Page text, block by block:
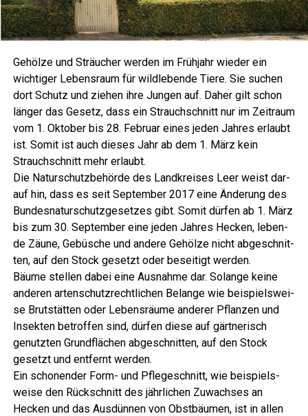
Gehöl­ze und Sträu­cher wer­den im Früh­jahr wie­der ein
wich­ti­ger Lebens­raum für wild­le­ben­de Tie­re. Sie suchen
dort Schutz und zie­hen ihre Jun­gen auf. Daher gilt schon
län­ger das Gesetz, dass ein Strauch­schnitt nur im Zeit­raum
vom 1. Okto­ber bis 28. Febru­ar eines jeden Jah­res erlaubt
ist. Somit ist auch die­ses Jahr ab dem 1. März kein
Strauch­schnitt mehr erlaubt.
Die Natur­schutz­be­hör­de des Land­krei­ses Leer weist dar­
auf hin, dass es seit Sep­tem­ber 2017 eine Ände­rung des
Bun­des­na­tur­schutz­ge­set­zes gibt. Somit dür­fen ab 1. März
bis zum 30. Sep­tem­ber eine jeden Jah­res Hecken, leben­
de Zäu­ne, Gebü­sche und ande­re Gehöl­ze nicht abge­schnit­
ten, auf den Stock gesetzt oder besei­tigt werden.
Bäu­me stel­len dabei eine Aus­nah­me dar. Solan­ge kei­ne
ande­ren arten­schutz­recht­li­chen Belan­ge wie bei­spiels­wei­
se Brut­stät­ten oder Lebens­räu­me ande­rer Pflan­zen und
Insek­ten betrof­fen sind, dür­fen die­se auf gärt­ne­risch
genutz­ten Grund­flä­chen abge­schnit­ten, auf den Stock
gesetzt und ent­fernt werden.
Ein scho­nen­der Form- und Pfle­ge­schnitt, wie bei­spiels­
wei­se den Rück­schnitt des jähr­li­chen Zuwach­ses an
Hecken und das Aus­dün­nen von Obst­bäu­men, ist in allen